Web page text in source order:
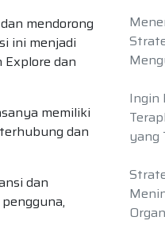
mendorong
ini menjadi
dan
memiliki
dan
dan
Ingin
yang